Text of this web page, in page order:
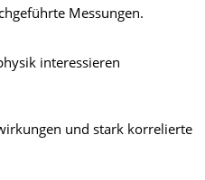
Messungen.
interessieren
und stark korrelierte